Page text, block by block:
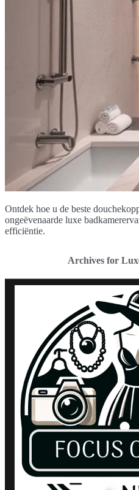
Ontdek hoe u de beste
ongeëvenaarde luxe
efficiëntie.
Archives for